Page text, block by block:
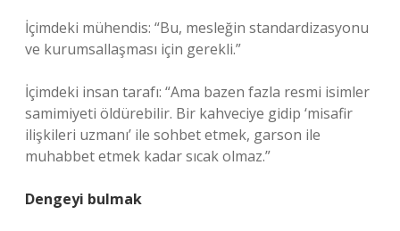
İçimdeki mühendis: “Bu, mesleğin standardizasyonu
ve kurumsallaşması için gerekli.”
İçimdeki insan tarafı: “Ama bazen fazla resmi isimler
samimiyeti öldürebilir. Bir kahveciye gidip ‘misafir
ilişkileri uzmanı’ ile sohbet etmek, garson ile
muhabbet etmek kadar sıcak olmaz.”
Dengeyi bulmak